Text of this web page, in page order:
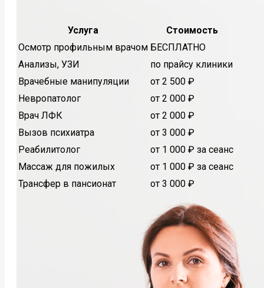
Услуга
Стоимость
Осмотр профильным врачом БЕСПЛАТНО
Анализы, УЗИ
по прайсу клиники
Врачебные манипуляции
от 2 500 ₽
Невропатолог
от 2 000 ₽
Врач ЛФК
от 2 000 ₽
Вызов психиатра
от 3 000 ₽
Реабилитолог
от 1 000 ₽ за сеанс
Массаж для пожилых
от 1 000 ₽ за сеанс
Трансфер в пансионат
от 3 000 ₽